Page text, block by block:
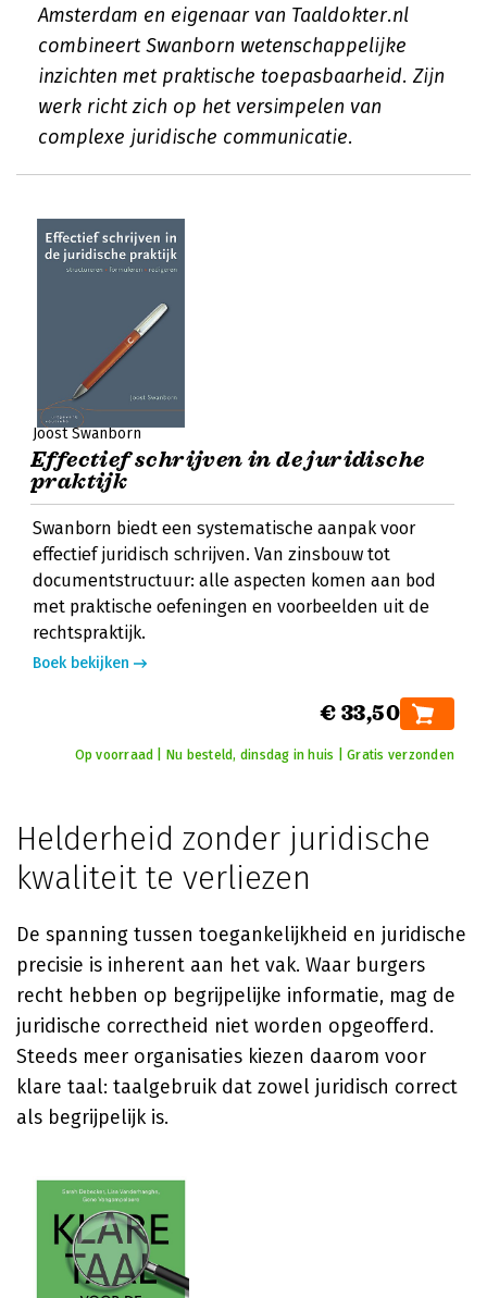
Amsterdam en eigenaar van Taaldokter.nl
combineert Swanborn wetenschappelijke
inzichten met praktische toepasbaarheid. Zijn
werk richt zich op het versimpelen van
complexe juridische communicatie.
Joost Swanborn
Effectief schrijven in de juridische
praktijk
Swanborn biedt een systematische aanpak voor
effectief juridisch schrijven. Van zinsbouw tot
documentstructuur: alle aspecten komen aan bod
met praktische oefeningen en voorbeelden uit de
rechtspraktijk.
Boek bekijken
€ 33,50
Op voorraad | Nu besteld, dinsdag in huis | Gratis verzonden
Helderheid zonder juridische
kwaliteit te verliezen
De spanning tussen toegankelijkheid en juridische
precisie is inherent aan het vak. Waar burgers
recht hebben op begrijpelijke informatie, mag de
juridische correctheid niet worden opgeofferd.
Steeds meer organisaties kiezen daarom voor
klare taal: taalgebruik dat zowel juridisch correct
als begrijpelijk is.